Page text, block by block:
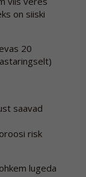
on siiski
20
saavad
risk
lugeda